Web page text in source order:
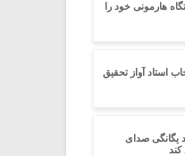
هارمونی خود را
استاد آواز تحقیق
یگانگی صدای